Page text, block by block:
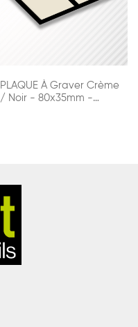
PLAQUE À Graver Crème
/ Noir - 80x35mm -